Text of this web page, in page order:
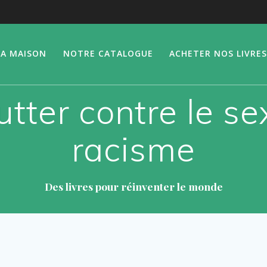
MAISON NOTRE CATALOGUE ACHETER NOS LIVRES
contre le
racisme
Des livres pour réinventer le monde